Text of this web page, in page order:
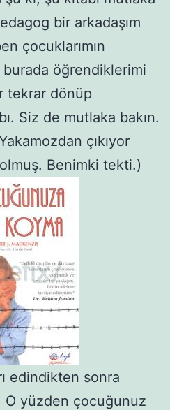
bir arkadaşım
çocuklarımın
öğrendiklerimi
tekrar dönüp
Siz de mutlaka bakın.
çıkıyor
olmuş. Benimki tekti.)
edindikten sonra
yüzden çocuğunuz